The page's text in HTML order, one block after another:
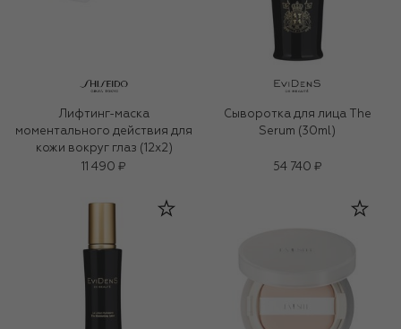
Лифтинг-маска
моментального действия для
кожи вокруг глаз (12x2)
11 490 ₽
Сыворотка для лица The
Serum (30ml)
54 740 ₽